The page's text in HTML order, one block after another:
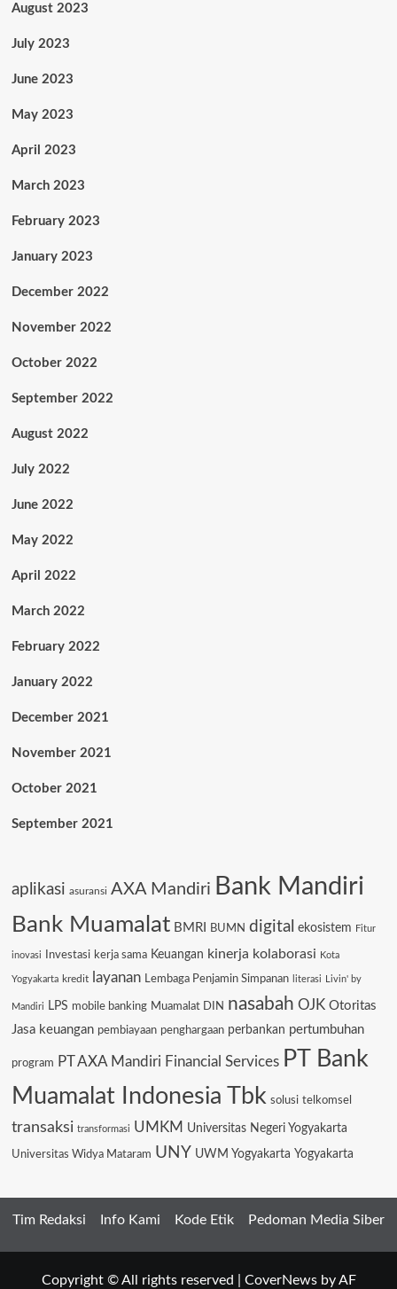
August 2023
July 2023
June 2023
May 2023
April 2023
March 2023
February 2023
January 2023
December 2022
November 2022
October 2022
September 2022
August 2022
July 2022
June 2022
May 2022
April 2022
March 2022
February 2022
January 2022
December 2021
November 2021
October 2021
September 2021
aplikasi asuransi AXA Mandiri Bank Mandiri
Bank Muamalat BMRI BUMN digital ekosistem Fitur
inovasi Investasi kerja sama Keuangan kinerja kolaborasi Kota
Yogyakarta kredit layanan Lembaga Penjamin Simpanan literasi Livin' by
Mandiri LPS mobile banking Muamalat DIN nasabah OJK Otoritas
Jasa keuangan pembiayaan penghargaan perbankan pertumbuhan
program PT AXA Mandiri Financial Services PT Bank
Muamalat Indonesia Tbk solusi telkomsel
transaksi transformasi UMKM Universitas Negeri Yogyakarta
Universitas Widya Mataram UNY UWM Yogyakarta Yogyakarta
Tim Redaksi Info Kami Kode Etik Pedoman Media Siber
Copyright © All rights reserved CoverNewsby AF